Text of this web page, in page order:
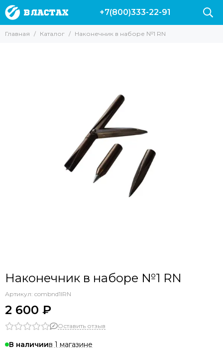
+7(800)333-22-91
Главная Каталог Наконечник в наборе №1 RN
Наконечник в наборе №1 RN
Артикул: combnd1lRN
2 600 ₽
Оставить отзыв
В наличиив 1 магазине